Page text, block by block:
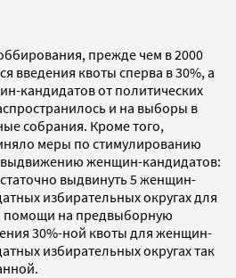
прежде чем в 2000
введения квоты сперва в 30%, а
кандидатов от политических
и на выборы в
собрания. Кроме того,
меры по стимулированию
выдвижению женщин-кандидатов:
выдвинуть 5 женщин-
избирательных округах для
помощи на предвыборную
30%-ной квоты для женщин-
избирательных округах так